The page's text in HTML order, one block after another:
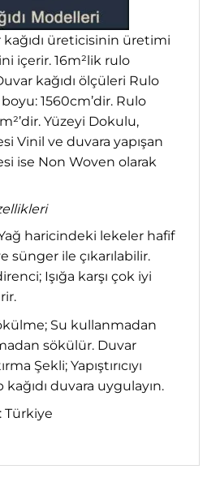
üreticisinin üretimi
içerir. 16m²lik rulo
kağıdı ölçüleri Rulo
1560cm’dir. Rulo
Yüzeyi Dokulu,
Vinil ve duvara yapışan
ise Non Woven olarak
haricindeki lekeler hafif
sünger ile çıkarılabilir.
Işığa karşı çok iyi
Su kullanmadan
sökülür. Duvar
Şekli; Yapıştırıcıyı
duvara uygulayın.
Türkiye